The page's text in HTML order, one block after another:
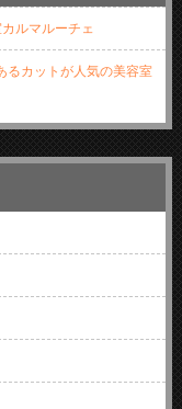
ルマルーチェ
カットが人気の美容室